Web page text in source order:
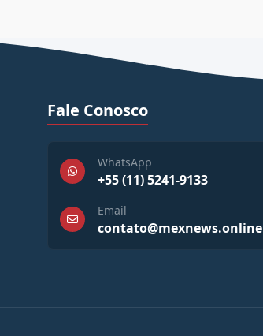
Fale Conosco
WhatsApp
+55 (11) 5241-9133
Email
contato@mexnews.online